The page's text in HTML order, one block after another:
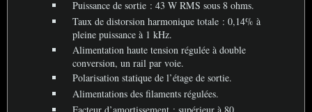
Puissance de sortie : 43 WRMS sous 8 ohms.
Taux de distorsion harmonique totale : 0,14% à
pleine puissance à 1 kHz.
Alimentation haute tension régulée à double
conversion, un rail par voie.
Polarisation statique de l’étage de sortie.
Alimentations des filaments régulées.
Facteur d’amortissement : supérieur à 80